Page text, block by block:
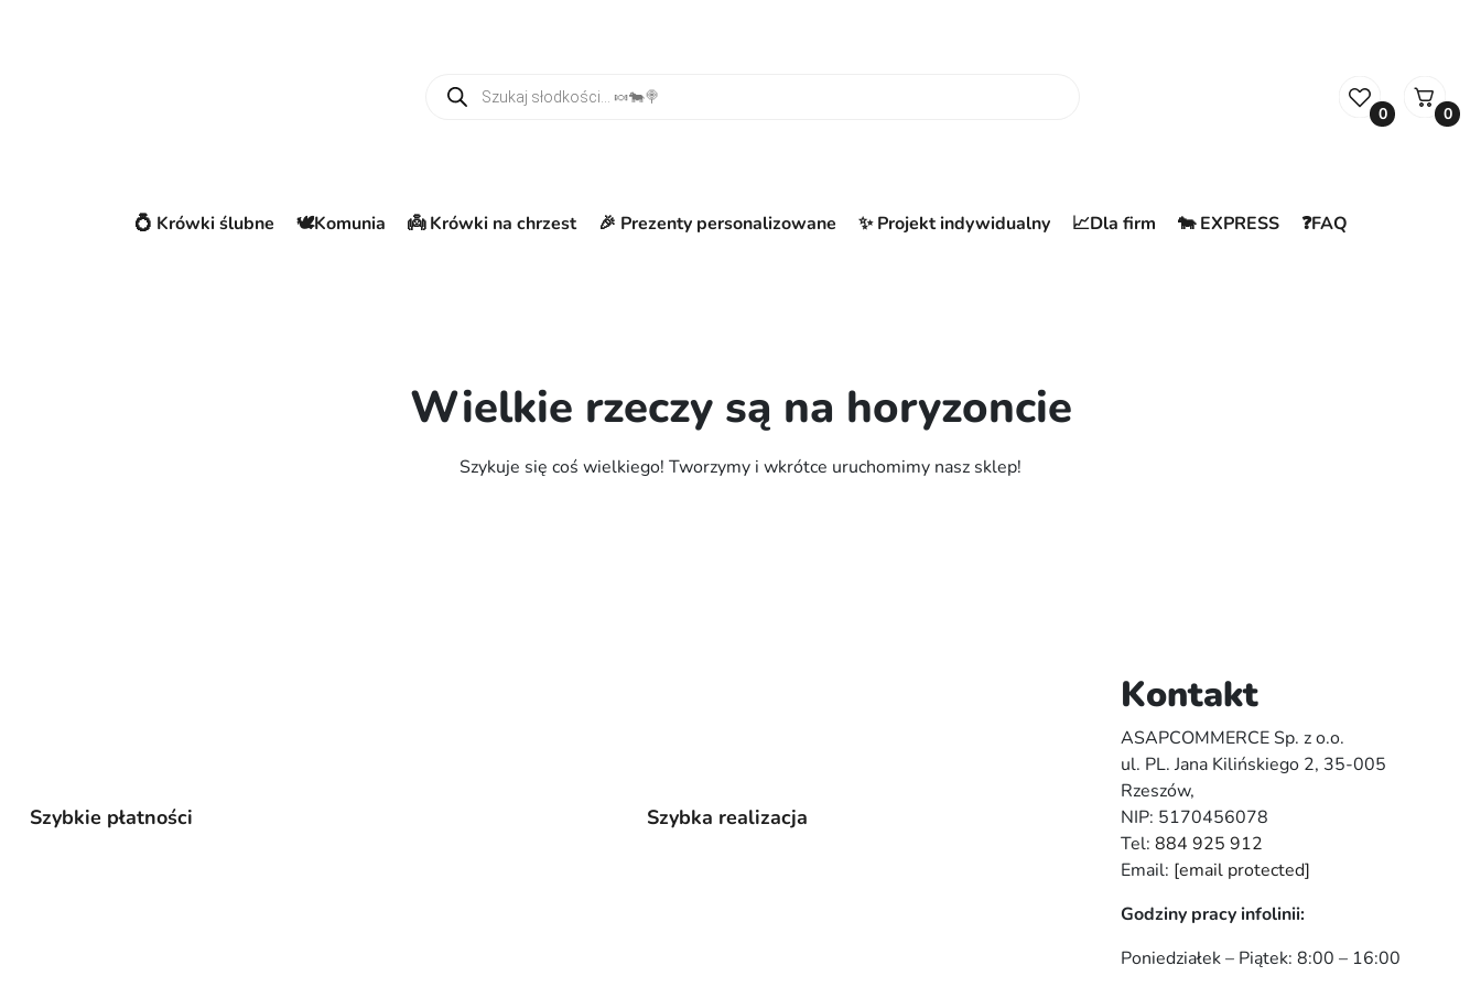
0 0
💍 Krówki ślubne 🕊️Komunia 👼 Krówki na chrzest 🎉 Prezenty personalizowane ✨ Projekt indywidualny 📈Dla firm 🐄 EXPRESS ❓FAQ
Wielkie rzeczy są na horyzoncie
Szykuje się coś wielkiego! Tworzymy i wkrótce uruchomimy nasz sklep!
Szybkie płatności Szybka realizacja
Kontakt
ASAPCOMMERCE Sp. z o.o.
ul. PL. Jana Kilińskiego 2, 35-005
Rzeszów,
NIP: 5170456078
Tel: 884 925 912
Email: [email protected]
Godziny pracy infolinii:
Poniedziałek – Piątek: 8:00 – 16:00